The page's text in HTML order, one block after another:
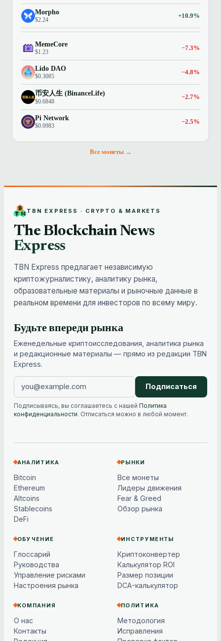
Morpho
$2.24
+10.9%
MemeCore
$1.23
−7.3%
Lido DAO
$0.3085
−4.8%
币安人生 (BinanceLife)
$0.6848
−2.7%
Pi Network
$0.0983
−2.5%
Все монеты →
TBN EXPRESS · CRYPTO & MARKETS
The Blockchain News
Express
TBN Express предлагает независимую
криптожурналистику, аналитику рынка,
образовательные материалы и рыночные данные в
реальном времени для инвесторов по всему миру.
Будьте впереди рынка
Еженедельные криптоисследования, аналитика рынка
и редакционные материалы — прямо из редакции TBN
Express.
Подписаться
Подписываясь, вы соглашаетесь с нашей Политика
конфиденциальности. Отписаться можно в любой момент.
АНАЛИТИКА
Bitcoin
Ethereum
Altcoins
Stablecoins
DeFi
РЫНКИ
Все монеты
Лидеры движения
Fear & Greed
Обзор рынка
ОБУЧЕНИЕ
Глоссарий
Руководства
Управление рисками
Настроения рынка
ИНСТРУМЕНТЫ
Криптоконвертер
Калькулятор ROI
Размер позиции
DCA-калькулятор
КОМПАНИЯ
О нас
Контакты
ПОЛИТИКА
Методология
Исправления